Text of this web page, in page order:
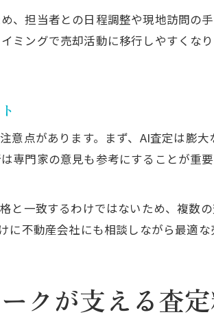
不動産売却でAIが参考にする
、担当者との日程調整や現地訪問の
ミングで売却活動に移行しやすくな
意点があります。まず、AI査定は膨
専門家の意見も参考にすることが重
と一致するわけではないため、複数
不動産会社にも相談しながら最適な
クが支える査